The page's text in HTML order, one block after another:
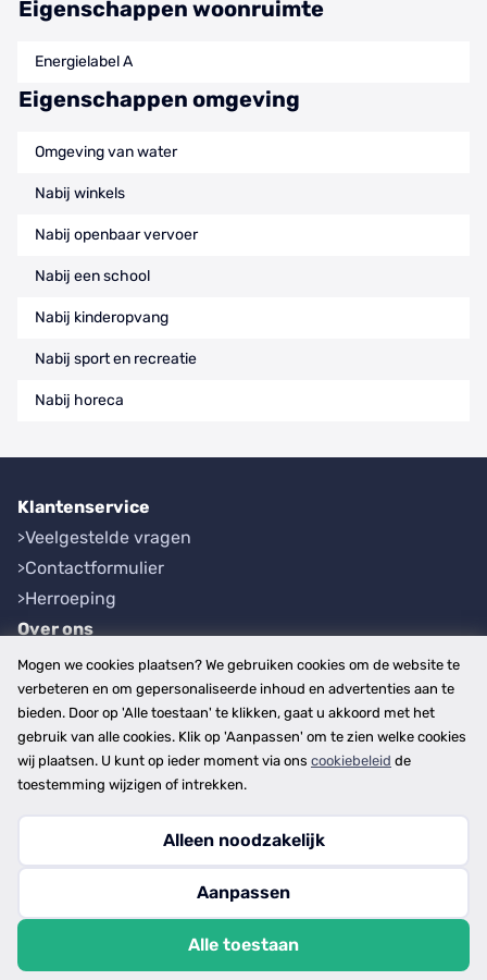
Eigenschappen woonruimte
Energielabel A
Eigenschappen omgeving
Omgeving van water
Nabij winkels
Nabij openbaar vervoer
Nabij een school
Nabij kinderopvang
Nabij sport en recreatie
Nabij horeca
Klantenservice
Veelgestelde vragen
Contactformulier
Herroeping
Over ons
Bedrijfsgegevens
Werkwijze
Overzichten
Plaatsen
Provincies
Copyright © 2026
privacy- en cookiebeleid
Mogen we cookies plaatsen? We gebruiken cookies om de website te
verbeteren en om gepersonaliseerde inhoud en advertenties aan te
bieden. Door op 'Alle toestaan' te klikken, gaat u akkoord met het
gebruik van alle cookies. Klik op 'Aanpassen' om te zien welke cookies
wij plaatsen. U kunt op ieder moment via ons cookiebeleid de
toestemming wijzigen of intrekken.
Alleen noodzakelijk
Aanpassen
Alle toestaan